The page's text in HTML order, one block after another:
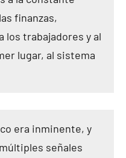
finanzas,
los trabajadores y al
lugar, al sistema
era inminente, y
señales